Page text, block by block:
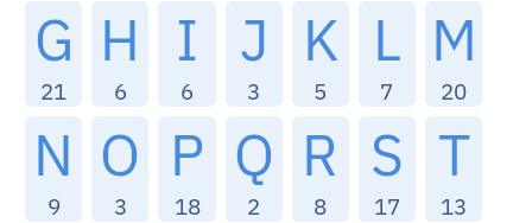
G
21
H
6
I
6
J
3
K
5
L
7
M
20
N
9
O
3
P
18
Q
2
R
8
S
17
T
13